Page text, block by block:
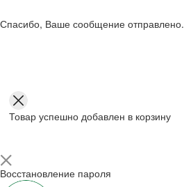
Спасибо, Ваше сообщение отправлено.
Товар успешно добавлен в корзину
Восстановление пароля